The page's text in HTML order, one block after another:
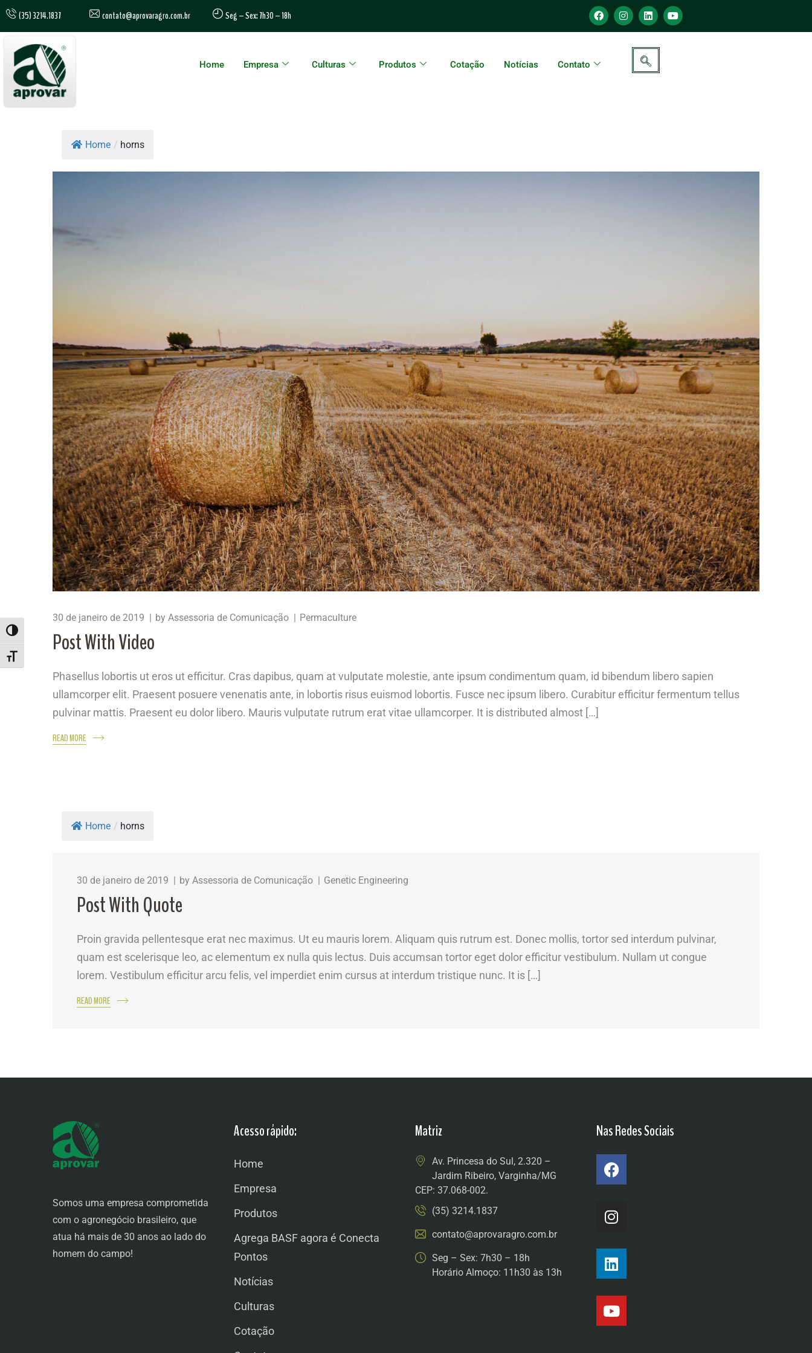
ALTERNAR ALTO CONTRASTE
ALTERNAR TAMANHO DA FONTE
(35) 3214.1837 contato@aprovaragro.com.br Seg – Sex: 7h30 – 18h
Home Empresa Culturas Produtos Cotação Notícias Contato
Home / horns
30 de janeiro de 2019 by Assessoria de Comunicação Permaculture
Post With Video
Phasellus lobortis ut eros ut efficitur. Cras dapibus, quam at vulputate molestie, ante ipsum condimentum quam, id bibendum libero sapien
ullamcorper elit. Praesent posuere venenatis ante, in lobortis risus euismod lobortis. Fusce nec ipsum libero. Curabitur efficitur fermentum tellus
pulvinar mattis. Praesent eu dolor libero. Mauris vulputate rutrum erat vitae ullamcorper. It is distributed almost […]
READ MORE
Home / horns
30 de janeiro de 2019 by Assessoria de Comunicação Genetic Engineering
Post With Quote
Proin gravida pellentesque erat nec maximus. Ut eu mauris lorem. Aliquam quis rutrum est. Donec mollis, tortor sed interdum pulvinar,
quam est scelerisque leo, ac elementum ex nulla quis lectus. Duis accumsan tortor eget dolor efficitur vestibulum. Nullam ut congue
lorem. Vestibulum efficitur arcu felis, vel imperdiet enim cursus at interdum tristique nunc. It is […]
READ MORE
Somos uma empresa comprometida
com o agronegócio brasileiro, que
atua há mais de 30 anos ao lado do
homem do campo!
Acesso rápido:
Home
Empresa
Produtos
Agrega BASF agora é Conecta
Pontos
Notícias
Culturas
Cotação
Matriz
Av. Princesa do Sul, 2.320 –
Jardim Ribeiro, Varginha/MG
CEP: 37.068-002.
(35) 3214.1837
contato@aprovaragro.com.br
Seg – Sex: 7h30 – 18h
Horário Almoço: 11h30 às 13h
Nas Redes Sociais